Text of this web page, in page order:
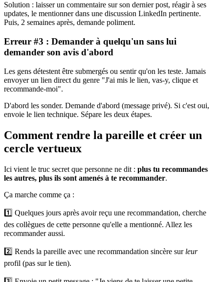
Solution : laisser un commentaire sur son dernier post, réagir à ses
updates, le mentionner dans une discussion LinkedIn pertinente.
Puis, 2 semaines après, demande poliment.
Erreur #3 : Demander à quelqu'un sans lui
demander son avis d'abord
Les gens détestent être submergés ou sentir qu'on les teste. Jamais
envoyer un lien direct du genre "J'ai mis le lien, vas-y, clique et
recommande-moi".
D'abord les sonder. Demande d'abord (message privé). Si c'est oui,
envoie le lien technique. Sépare les deux étapes.
Comment rendre la pareille et créer un
cercle vertueux
Ici vient le truc secret que personne ne dit : plus tu recommandes
les autres, plus ils sont amenés à te recommander.
Ça marche comme ça :
1️⃣ Quelques jours après avoir reçu une recommandation, cherche
des collègues de cette personne qu'elle a mentionné. Allez les
recommander aussi.
2️⃣ Rends la pareille avec une recommandation sincère sur leur
profil (pas sur le tien).